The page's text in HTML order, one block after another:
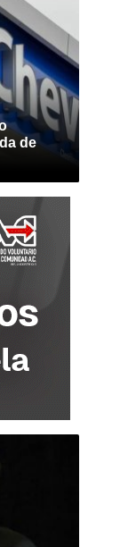
de